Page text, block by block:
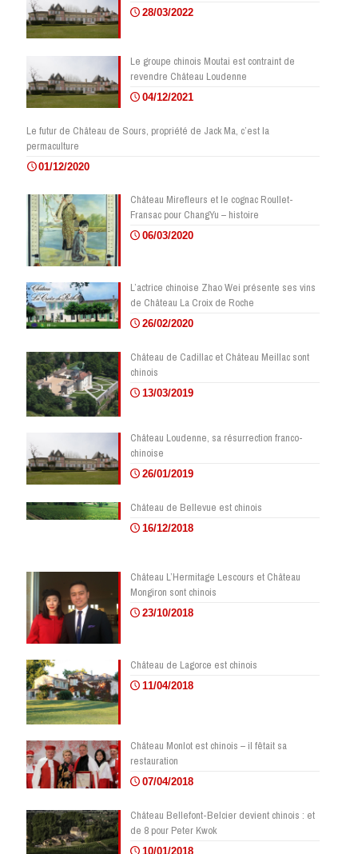
28/03/2022
Le groupe chinois Moutai est contraint de
revendre Château Loudenne
04/12/2021
Le futur de Château de Sours, propriété de Jack Ma, c’est la
permaculture
01/12/2020
Château Mirefleurs et le cognac Roullet-
Fransac pour ChangYu – histoire
06/03/2020
L’actrice chinoise Zhao Wei présente ses vins
de Château La Croix de Roche
26/02/2020
Château de Cadillac et Château Meillac sont
chinois
13/03/2019
Château Loudenne, sa résurrection franco-
chinoise
26/01/2019
Château de Bellevue est chinois
16/12/2018
Château L’Hermitage Lescours et Château
Mongiron sont chinois
23/10/2018
Château de Lagorce est chinois
11/04/2018
Château Monlot est chinois – il fêtait sa
restauration
07/04/2018
Château Bellefont-Belcier devient chinois : et
de 8 pour Peter Kwok
10/01/2018